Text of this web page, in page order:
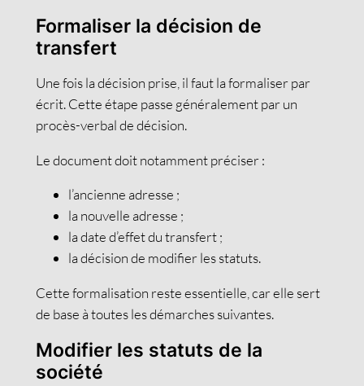
Formaliser la décision de
transfert
Une fois la décision prise, il faut la formaliser par
écrit. Cette étape passe généralement par un
procès-verbal de décision.
Le document doit notamment préciser :
l’ancienne adresse ;
la nouvelle adresse ;
la date d’effet du transfert ;
la décision de modifier les statuts.
Cette formalisation reste essentielle, car elle sert
de base à toutes les démarches suivantes.
Modifier les statuts de la
société